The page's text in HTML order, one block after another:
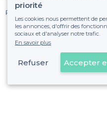
Pas de commissions et sans
fixe sans risque de
Référencer
priorité
Les cookies nous permettent de
les annonces, d'offrir des
sociaux et d'analyser notre trafic.
En savoir plus
Refuser Accepter